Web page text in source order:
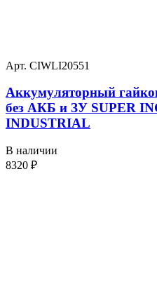
Арт. CIWLI20551
Аккумуляторный
без АКБ и ЗУ SUPER
INDUSTRIAL
В наличии
8320 ₽